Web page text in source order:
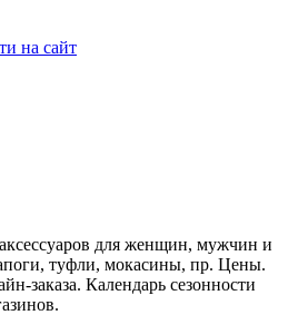
на сайт
для женщин, мужчин и
туфли, мокасины, пр. Цены.
заказа. Календарь сезонности